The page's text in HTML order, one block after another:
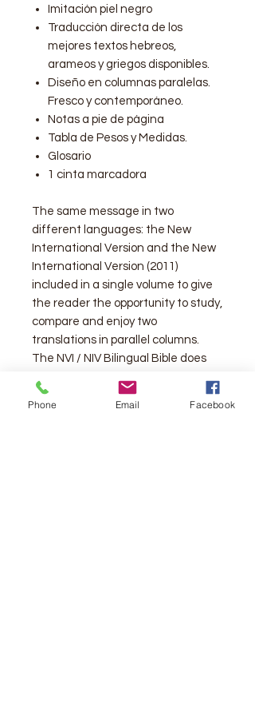
Imitación piel negro
Traducción directa de los
mejores textos hebreos,
arameos y griegos disponibles.
Diseño en columnas paralelas.
Fresco y contemporáneo.
Notas a pie de página
Tabla de Pesos y Medidas.
Glosario
1 cinta marcadora
The same message in two
different languages: the New
International Version and the New
International Version (2011)
included in a single volume to give
the reader the opportunity to study,
compare and enjoy two
translations in parallel columns.
The NVI / NIV Bilingual Bible does
Bible translations: it also allows you
to venture into the analytical and
Phone Email Facebook